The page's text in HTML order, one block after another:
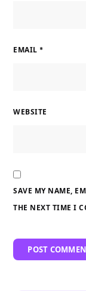
EMAIL *
WEBSITE
SAVE MY NAME,
THE NEXT TIME I